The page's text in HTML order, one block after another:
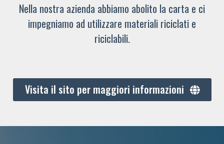
Nella nostra azienda abbiamo abolito la carta e ci
impegniamo ad utilizzare materiali riciclati e
riciclabili.
Visita il sito per maggiori informazioni